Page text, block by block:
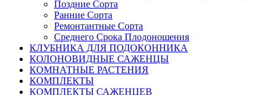
Поздние Сорта
Ранние Сорта
Ремонтантные Сорта
Среднего Срока Плодоношения
КЛУБНИКА ДЛЯ ПОДОКОННИКА
КОЛОНОВИДНЫЕ САЖЕНЦЫ
КОМНАТНЫЕ РАСТЕНИЯ
КОМПЛЕКТЫ
КОМПЛЕКТЫ САЖЕНЦЕВ